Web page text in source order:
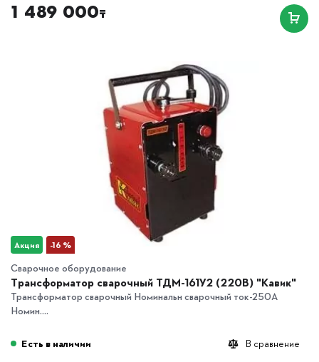
1 489 000₸
Акция -16 %
Сварочное оборудование
Трансформатор сварочный ТДМ-161У2 (220В) "Кавик"
Трансформатор сварочный Номинальн сварочный ток-250А
Номин....
В сравнение
Есть в наличии